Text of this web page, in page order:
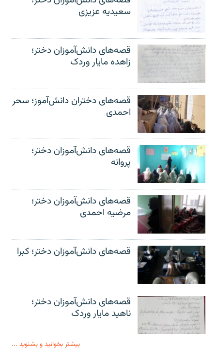
سعیدیه عزیزی
قصه‌های دانش‌آموزان دختر؛
زاهده مایار وردک
قصه‌های دختران دانش‌آموز؛ سحر
احمدی
قصه‌های دانش‌آموزان دختر؛
پروانه
قصه‌های دانش‌آموزان دختر؛
مرضیه احمدی
قصه‌های دانش‌آموزان دختر؛ کبرا
قصه‌های دانش‌آموزان دختر؛
ناهید مایار وردک
بیشتر بخوانید و بشنوید ...